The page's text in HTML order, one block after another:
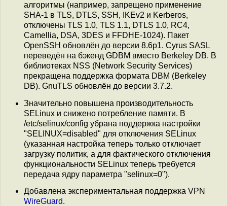
алгоритмы (например, запрещено применение
SHA-1 в TLS, DTLS, SSH, IKEv2 и Kerberos,
отключены TLS 1.0, TLS 1.1, DTLS 1.0, RC4,
Camellia, DSA, 3DES и FFDHE-1024). Пакет
OpenSSH обновлён до версии 8.6p1. Cyrus SASL
переведён на бэкенд GDBM вместо Berkeley DB. В
библиотеках NSS (Network Security Services)
прекращена поддержка формата DBM (Berkeley
DB). GnuTLS обновлён до версии 3.7.2.
Значительно повышена производительность
SELinux и снижено потребление памяти. В
/etc/selinux/config убрана поддержка настройки
"SELINUX=disabled" для отключения SELinux
(указанная настройка теперь только отключает
загрузку политик, а для фактического отключения
функциональности SELinux теперь требуется
передача ядру параметра "selinux=0").
Добавлена экспериментальная поддержка VPN
WireGuard.